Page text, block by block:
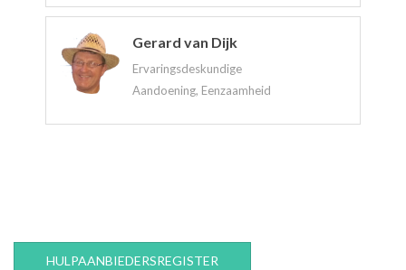
Gerard van Dijk
Ervaringsdeskundige
Aandoening, Eenzaamheid
HULPAANBIEDERSREGISTER